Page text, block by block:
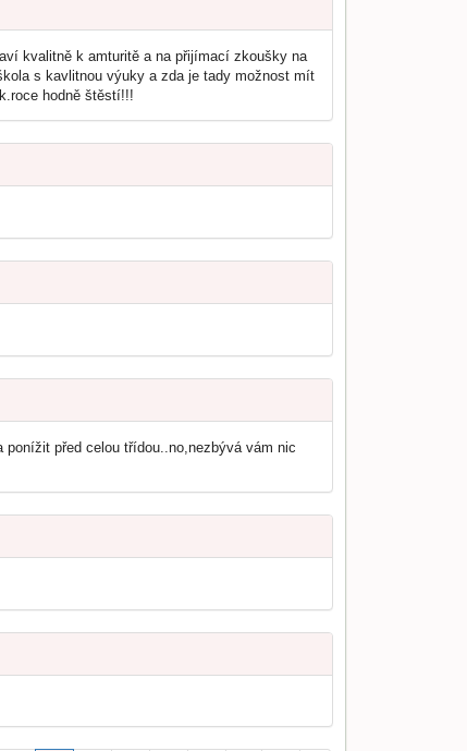
kvalitně k amturitě a na přijímací zkoušky na
s kavlitnou výuky a zda je tady možnost mít
hodně štěstí!!!
před celou třídou..no,nezbývá vám nic